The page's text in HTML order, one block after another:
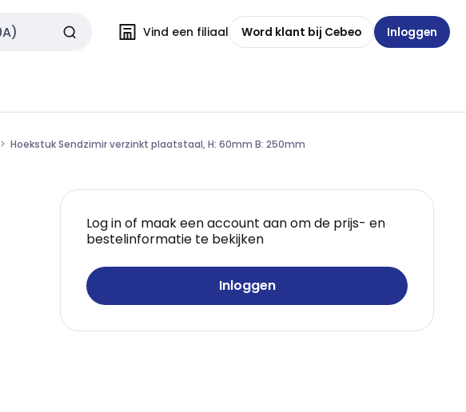
Vind een filiaal Word klant bij Cebeo Inloggen
Hoekstuk Sendzimir verzinkt plaatstaal, H: 60mm B: 250mm
Log in of maak een account aan om de prijs- en
bestelinformatie te bekijken
Inloggen